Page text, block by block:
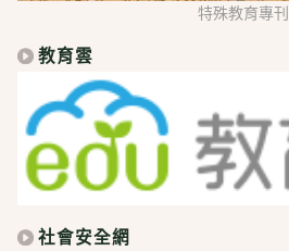
特殊教育專刊
教育雲
社會安全網